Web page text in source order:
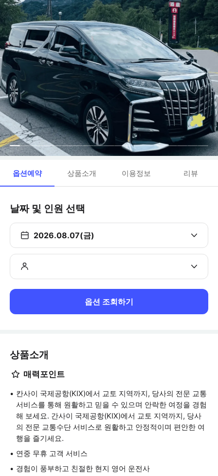
옵션예약 상품소개 이용정보 리뷰
날짜 및 인원 선택
2026.08.07(금)
옵션 조회하기
상품소개
매력포인트
칸사이 국제공항(KIX)에서 교토 지역까지, 당사의 전문 교통
서비스를 통해 원활하고 믿을 수 있으며 안락한 여정을 경험
해 보세요. 간사이 국제공항(KIX)에서 교토 지역까지, 당사
의 전문 교통수단 서비스로 원활하고 안정적이며 편안한 여
행을 즐기세요.
연중 무휴 고객 서비스
경험이 풍부하고 친절한 현지 영어 운전사